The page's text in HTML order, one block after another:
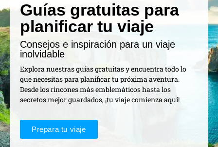
Guías gratuitas para
planificar tu viaje
Consejos e inspiración para un viaje
inolvidable
Explora nuestras guías gratuitas y encuentra todo lo
que necesitas para planificar tu próxima aventura.
Desde los rincones más emblemáticos hasta los
secretos mejor guardados, ¡tu viaje comienza aquí!
Prepara tu viaje